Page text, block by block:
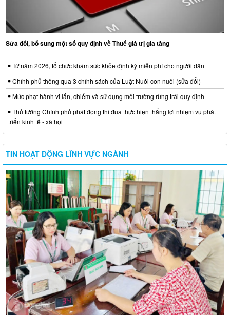
Sửa đổi, bổ sung một số quy định về Thuế giá trị gia tăng
Từ năm 2026, tổ chức khám sức khỏe định kỳ miễn phí cho người dân
Chính phủ thông qua 3 chính sách của Luật Nuôi con nuôi (sửa đổi)
Mức phạt hành vi lấn, chiếm và sử dụng môi trường rừng trái quy định
Thủ tướng Chính phủ phát động thi đua thực hiện thắng lợi nhiệm vụ phát
triển kinh tế - xã hội
TIN HOẠT ĐỘNG LĨNH VỰC NGÀNH